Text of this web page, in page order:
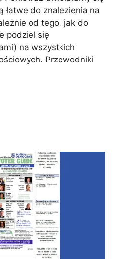
łatwe do znalezienia na
od tego, jak do
podziel się
na wszystkich
Przewodniki